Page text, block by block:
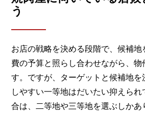
う
お店の戦略を決める段階で、候補
費の予算と照らし合わせながら、物
す。ですが、ターゲットと候補地を
しやすい一等地はだいたい抑えら
合は、二等地や三等地を選ぶしかあ